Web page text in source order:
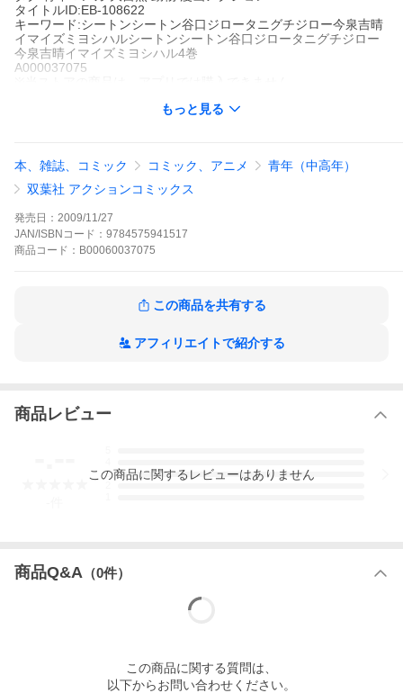
タイトルID:EB-108622
キーワード:シートンシートン谷口ジロータニグチジロー今泉吉晴
イマイズミヨシハルシートンシートン谷口ジロータニグチジロー
今泉吉晴イマイズミヨシハル4巻
A000037075
ートン動物記」。今泉吉晴著『子どもに愛されたナチュラリスト
シートン』を原案に、アメリカの大自然をこよなく愛したシート
ンの生涯を描きます。
シートンの作品をもっと見る
もっと見る
本、雑誌、コミック コミック、アニメ
青年（中高年）
双葉社 アクションコミックス
発売日： 2009/11/27
JAN/ISBNコード： 9784575941517
商品 コード： B00060037075
この商品を共有する
アフィリエイトで紹介する
商品レビュー
3
この商品に関するレビューはありません
商品Q&A （0件）
この商品に関する質問は、
以下からお問い合わせください。